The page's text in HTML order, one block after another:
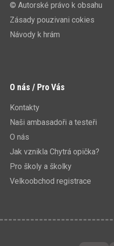
© Autorské právo k obsahu
Zásady pouzivani cokies
Návody k hrám
O nás / Pro Vás
Kontakty
Naši ambasadoři a testeři
O nás
Jak vznikla Chytrá opička?
Pro školy a školky
Velkoobchod registrace